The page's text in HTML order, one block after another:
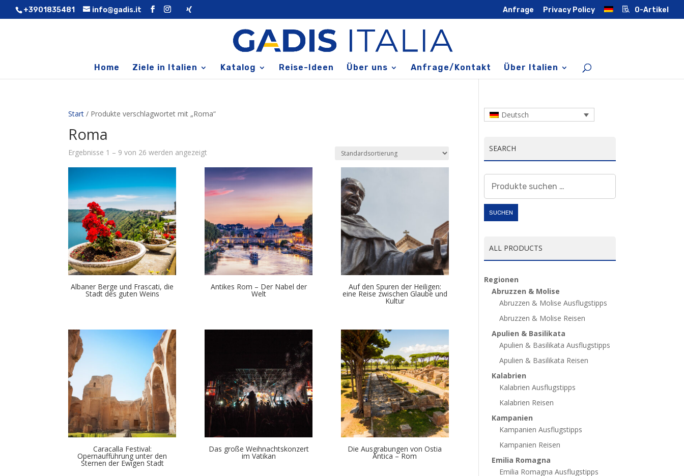
+3901835481 info@gadis.it Anfrage Privacy Policy 0-Artikel
Home Ziele in Italien Katalog Reise-Ideen Über uns Anfrage/Kontakt Über Italien
Start / Produkte verschlagwortet mit „Roma“
Roma
Ergebnisse 1 – 9 von 26 werden angezeigt
Albaner Berge und Frascati, die
Stadt des guten Weins
Antikes Rom – Der Nabel der
Welt
Auf den Spuren der Heiligen:
eine Reise zwischen Glaube und
Kultur
Caracalla Festival:
Opernaufführung unter den
Sternen der Ewigen Stadt
Das große Weihnachtskonzert
im Vatikan
Die Ausgrabungen von Ostia
Antica – Rom
Deutsch
SEARCH
nach:
SUCHEN
ALL PRODUCTS
Regionen
Abruzzen & Molise
Abruzzen & Molise Ausflugstipps
Abruzzen & Molise Reisen
Apulien & Basilikata
Apulien & Basilikata Ausflugstipps
Apulien & Basilikata Reisen
Kalabrien
Kalabrien Ausflugstipps
Kalabrien Reisen
Kampanien
Kampanien Ausflugstipps
Kampanien Reisen
Emilia Romagna
Emilia Romagna Ausflugstipps